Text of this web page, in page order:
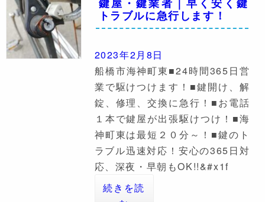
トラブルに急行します！
2023年2月8日
船橋市海神町東■24時間365日営
業で駆けつけます！■鍵開け、解
錠、修理、交換に急行！■お電話
１本で鍵屋が出張駆けつけ！■海
神町東は最短２０分～！■鍵のト
ラブル迅速対応！安心の365日対
応、深夜・早朝もOK!!&#x1f
続きを読